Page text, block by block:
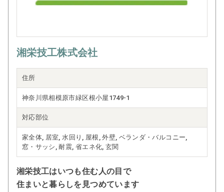
湘栄技工株式会社
住所
神奈川県相模原市緑区根小屋1749-1
対応部位
家全体, 居室, 水回り, 屋根, 外壁, ベランダ・バルコニー,
窓・サッシ, 耐震, 省エネ化, 玄関
湘栄技工はいつも住む人の目で
住まいと暮らしを見つめています